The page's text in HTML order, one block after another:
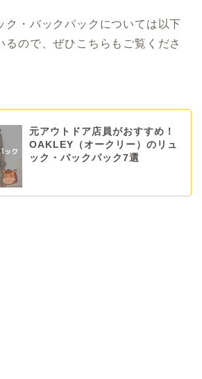
ク・バックパックについては以下
るので、ぜひこちらもご覧くださ
元アウトドア店員がおすすめ！
OAKLEY（オークリー）のリュ
ック・バックパック7選